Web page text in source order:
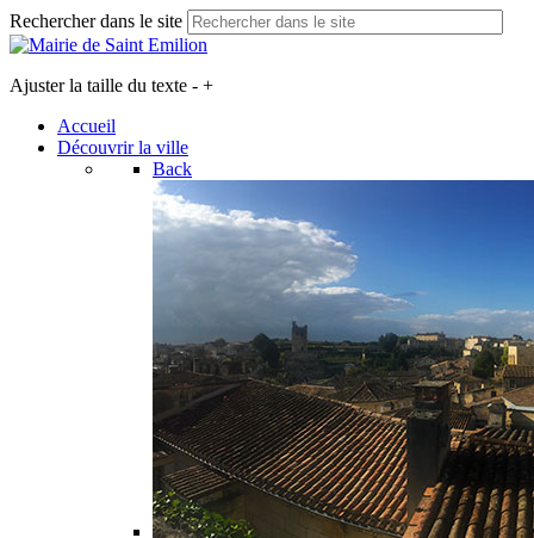
Rechercher dans le site
Ajuster la taille du texte - +
Accueil
Découvrir la ville
Back